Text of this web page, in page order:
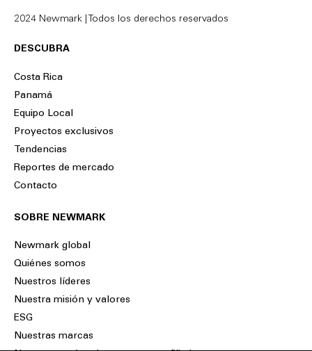
2024 Newmark | Todos los derechos reservados
DESCUBRA
Costa Rica
Panamá
Equipo Local
Proyectos exclusivos
Tendencias
Reportes de mercado
Contacto
SOBRE NEWMARK
Newmark global
Quiénes somos
Nuestros líderes
Nuestra misión y valores
ESG
Nuestras marcas